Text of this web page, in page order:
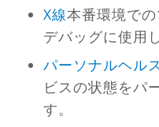
X線本番環境で
デバッグに使用
パーソナルヘル
ビスの状態をパ
す。